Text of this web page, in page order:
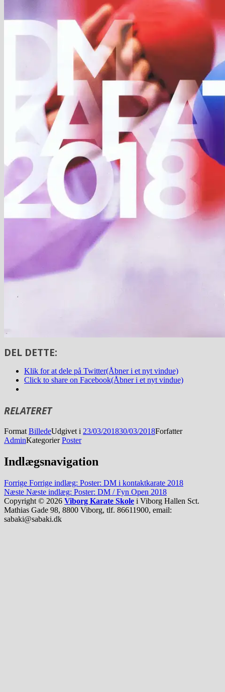
DEL DETTE:
Klik for at dele på Twitter(Åbner i et nyt vindue)
Click to share on Facebook(Åbner i et nyt vindue)
RELATERET
Format BilledeUdgivet i 23/03/201830/03/2018Forfatter
AdminKategorierPoster
Indlægsnavigation
Forrige Forrige indlæg: Poster: DM i kontaktkarate 2018
Næste Næste indlæg: Poster: DM / Fyn Open 2018
Copyright © 2026 Viborg Karate Skole i Viborg Hallen Sct.
Mathias Gade 98, 8800 Viborg, tlf. 86611900, email:
sabaki@sabaki.dk